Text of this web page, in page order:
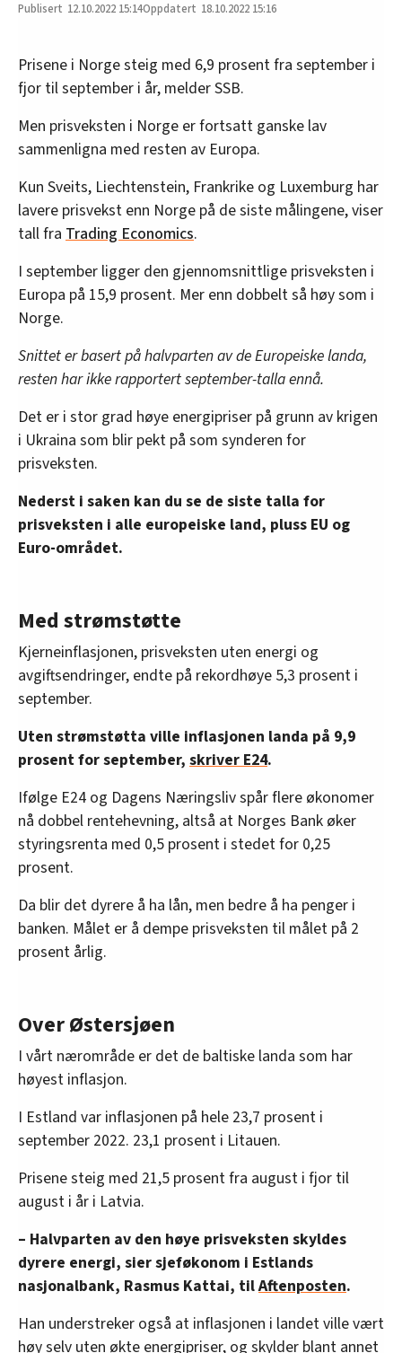
12.10.2022 15:14 18.10.2022 15:16
Prisene i Norge steig med 6,9 prosent fra september i
fjor til september i år, melder SSB.
Men prisveksten i Norge er fortsatt ganske lav
sammenligna med resten av Europa.
Kun Sveits, Liechtenstein, Frankrike og Luxemburg har
lavere prisvekst enn Norge på de siste målingene, viser
tall fra Trading Economics.
I september ligger den gjennomsnittlige prisveksten i
Europa på 15,9 prosent. Mer enn dobbelt så høy som i
Norge.
Snittet er basert på halvparten av de Europeiske landa,
resten har ikke rapportert september-talla ennå.
Det er i stor grad høye energipriser på grunn av krigen
i Ukraina som blir pekt på som synderen for
prisveksten.
Nederst i saken kan du se de siste talla for
prisveksten i alle europeiske land, pluss EU og
Euro-området.
Med strømstøtte
Kjerneinflasjonen, prisveksten uten energi og
avgiftsendringer, endte på rekordhøye 5,3 prosent i
september.
Uten strømstøtta ville inflasjonen landa på 9,9
prosent for september, skriver E24.
Ifølge E24 og Dagens Næringsliv spår flere økonomer
nå dobbel rentehevning, altså at Norges Bank øker
styringsrenta med 0,5 prosent i stedet for 0,25
prosent.
Da blir det dyrere å ha lån, men bedre å ha penger i
banken. Målet er å dempe prisveksten til målet på 2
prosent årlig.
Over Østersjøen
I vårt nærområde er det de baltiske landa som har
høyest inflasjon.
I Estland var inflasjonen på hele 23,7 prosent i
september 2022. 23,1 prosent i Litauen.
Prisene steig med 21,5 prosent fra august i fjor til
august i år i Latvia.
– Halvparten av den høye prisveksten skyldes
dyrere energi, sier sjeføkonom i Estlands
nasjonalbank, Rasmus Kattai, tilAftenposten.
Han understreker også at inflasjonen i landet ville vært
høy selv uten økte energipriser, og skylder blant annet